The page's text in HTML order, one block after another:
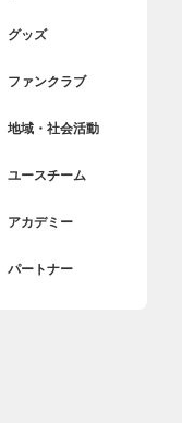
グッズ
ファンクラブ
地域・社会活動
ユースチーム
アカデミー
パートナー